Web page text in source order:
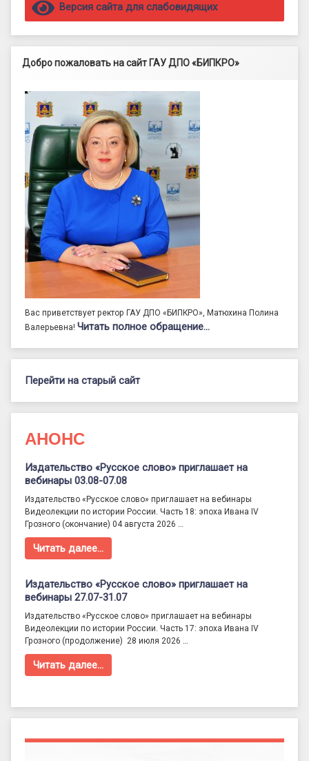
Версия сайта для слабовидящих
Добро пожаловать на сайт ГАУ ДПО «БИПКРО»
Вас приветствует ректор ГАУ ДПО «БИПКРО», Матюхина Полина
Валерьевна! Читать полное обращение…
Перейти на старый сайт
АНОНС
Издательство «Русское слово» приглашает на
вебинары 03.08-07.08
Издательство «Русское слово» приглашает на вебинары
Видеолекции по истории России. Часть 18: эпоха Ивана IV
Грозного (окончание) 04 августа 2026 …
Читать далее…
Издательство «Русское слово» приглашает на
вебинары 27.07-31.07
Издательство «Русское слово» приглашает на вебинары
Видеолекции по истории России. Часть 17: эпоха Ивана IV
Грозного (продолжение) 28 июля 2026 …
Читать далее…